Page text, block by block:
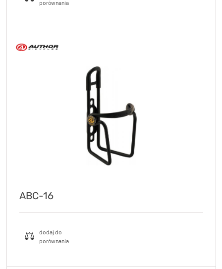
ABC-16